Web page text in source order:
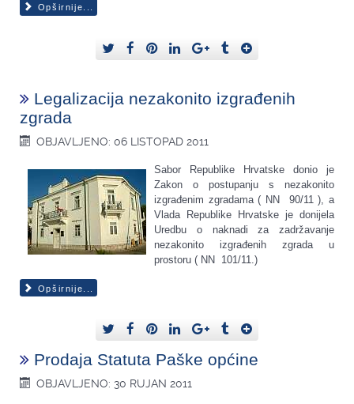
Opširnije...
Legalizacija nezakonito izgrađenih
zgrada
OBJAVLJENO: 06 LISTOPAD 2011
Sabor Republike Hrvatske donio je
Zakon o postupanju s nezakonito
izgrađenim zgradama ( NN 90/11 ), a
Vlada Republike Hrvatske je donijela
Uredbu o naknadi za zadržavanje
nezakonito izgrađenih zgrada u
prostoru ( NN 101/11.)
Opširnije...
Prodaja Statuta Paške općine
OBJAVLJENO: 30 RUJAN 2011